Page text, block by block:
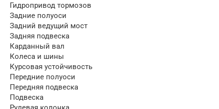
Гидропривод тормозов
Задние полуоси
Задний ведущий мост
Задняя подвеска
Карданный вал
Колеса и шины
Курсовая устойчивость
Передние полуоси
Передняя подвеска
Подвеска